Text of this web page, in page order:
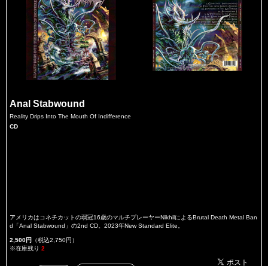
Anal Stabwound
Reality Drips Into The Mouth Of Indifference
CD
アメリカはコネチカットの弱冠16歳のマルチプレーヤーNikhilによるBrutal Death Metal Ban
d「Anal Stabwound」の2nd CD。2023年New Standard Elite。
2,500円 （税込2,750円）
※在庫残り 2